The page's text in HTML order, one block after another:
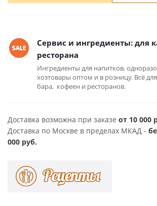
Сервис и ингредиенты: для
ресторана
Ингредиенты для напитков,
хозтовары оптом и в розницу. Всё
бара, кофеен и ресторанов.
Доставка возможна при заказе от 10 000
Доставка по Москве в пределах МКАД -
000 руб.